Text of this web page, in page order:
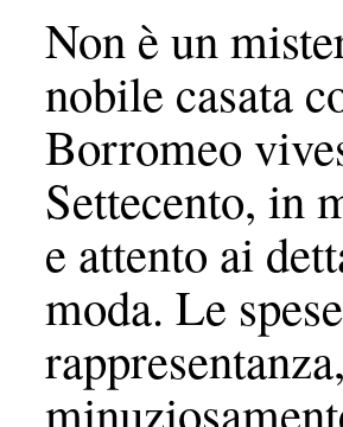
Non è un
nobile casata
Borromeo
Settecento, in
e attento ai
moda. Le
rappresentanza,